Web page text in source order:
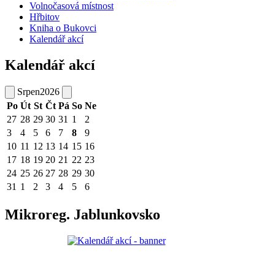
Volnočasová místnost
Hřbitov
Kniha o Bukovci
Kalendář akcí
Kalendář akcí
Srpen2026
Po Út St Čt Pá So Ne
27 28 29 30 31 1
2
3
4 5 6 7 8
9
10 11 12 13 14 15 16
17 18 19 20 21 22 23
24 25 26 27 28 29 30
31 1 2 3 4 5 6
Mikroreg. Jablunkovsko